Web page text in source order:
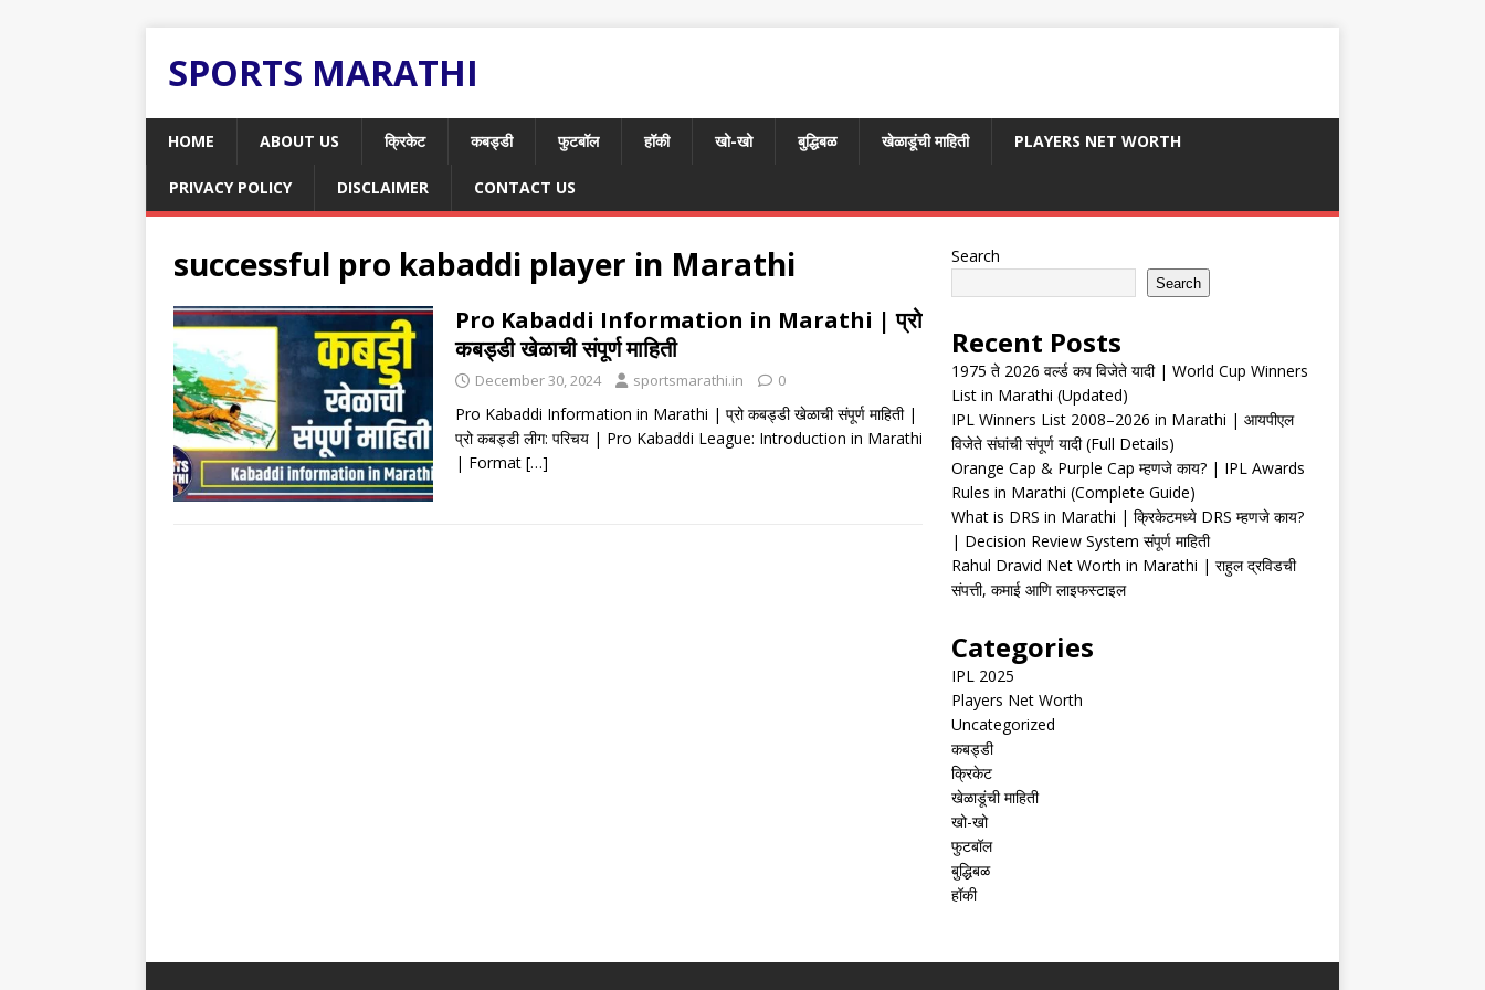
SPORTS MARATHI
HOME ABOUT US क्रिकेट कबड्डी फुटबॉल हॉकी खो-खो बुद्धिबळ खेळाडूंची माहिती PLAYERS NET WORTH
PRIVACY POLICY DISCLAIMER CONTACT US
successful pro kabaddi player in Marathi
Pro Kabaddi Information in Marathi | प्रो
कबड्डी खेळाची संपूर्ण माहिती
December 30, 2024 sportsmarathi.in 0
Pro Kabaddi Information in Marathi | प्रो कबड्डी खेळाची संपूर्ण माहिती |
प्रो कबड्डी लीग: परिचय | Pro Kabaddi League: Introduction in Marathi
| Format […]
Search
Search
Recent Posts
1975 ते 2026 वर्ल्ड कप विजेते यादी | World Cup Winners
List in Marathi (Updated)
IPL Winners List 2008–2026 in Marathi | आयपीएल
विजेते संघांची संपूर्ण यादी (Full Details)
Orange Cap & Purple Cap म्हणजे काय? | IPL Awards
Rules in Marathi (Complete Guide)
What is DRS in Marathi | क्रिकेटमध्ये DRS म्हणजे काय?
| Decision Review System संपूर्ण माहिती
Rahul Dravid Net Worth in Marathi | राहुल द्रविडची
संपत्ती, कमाई आणि लाइफस्टाइल
Categories
IPL 2025
Players Net Worth
Uncategorized
कबड्डी
क्रिकेट
खेळाडूंची माहिती
खो-खो
फुटबॉल
बुद्धिबळ
हॉकी